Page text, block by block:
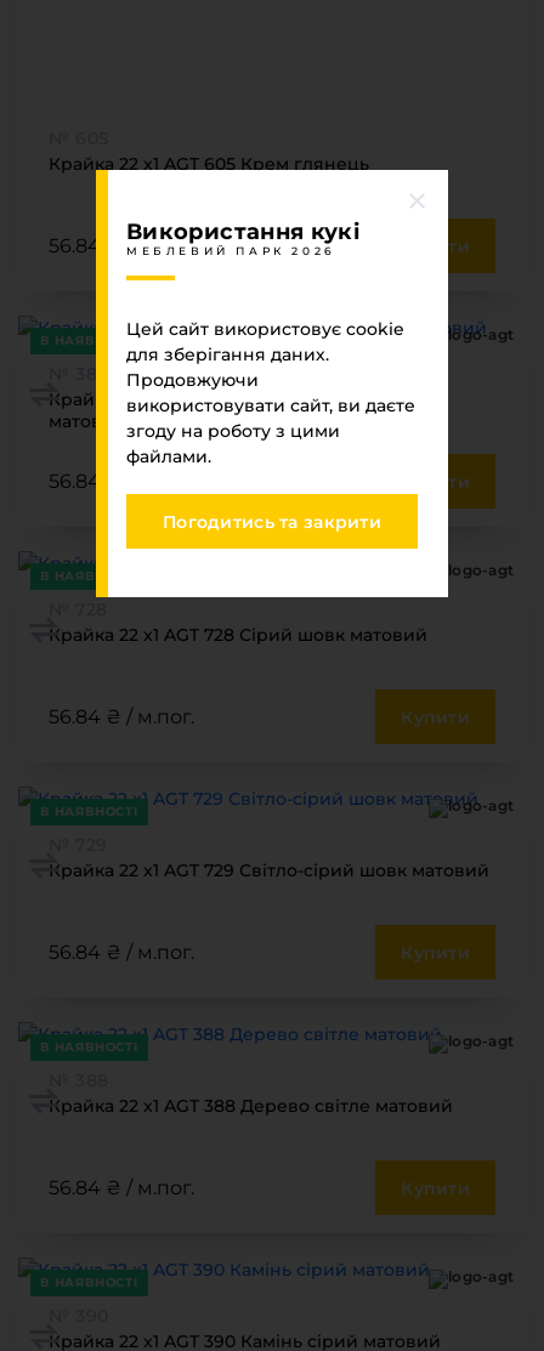
Крайка 22 x1 AGT 605 Крем глянець
56.84 ₴ / м.пог. Купити
В НАЯВНОСТІ
Крайка 22 x1 AGT 385 Кашемір кремовий
матовий
56.84 ₴ / м.пог. Купити
В НАЯВНОСТІ
Крайка 22 x1 AGT 728 Сірий шовк матовий
56.84 ₴ / м.пог. Купити
В НАЯВНОСТІ
Крайка 22 x1 AGT 729 Світло-сірий шовк матовий
56.84 ₴ / м.пог. Купити
В НАЯВНОСТІ
Крайка 22 x1 AGT 388 Дерево світле матовий
56.84 ₴ / м.пог. Купити
В НАЯВНОСТІ
Крайка 22 x1 AGT 390 Камінь сірий матовий
Використання кукі
МЕБЛЕВИЙ ПАРК 2026
Цей сайт використовує cookie
для зберігання даних.
Продовжуючи
використовувати сайт, ви даєте
згоду на роботу з цими
файлами.
Погодитись та закрити